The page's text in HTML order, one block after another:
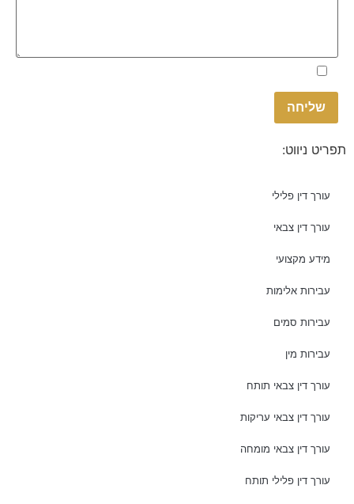
Please
leave
this
field
empty.
תפריט ניווט:
עורך דין פלילי
עורך דין צבאי
מידע מקצועי
עבירות אלימות
עבירות סמים
עבירות מין
עורך דין צבאי תותח
עורך דין צבאי עריקות
עורך דין צבאי מומחה
עורך דין פלילי תותח